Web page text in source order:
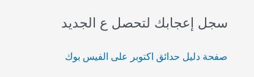
سجل إعجابك لتحصل ع الجديد
صفحة دليل حدائق اكتوبر على الفيس بوك